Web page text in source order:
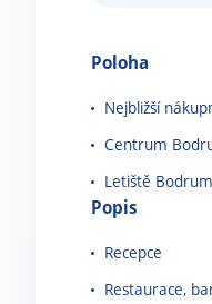
Poloha
Nejbližší
Centrum
Letiště
Popis
Recepce
Restaurace,